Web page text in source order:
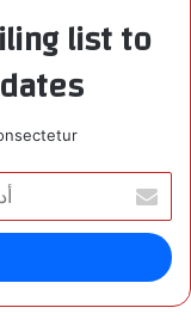
list to
خ
ل
ر